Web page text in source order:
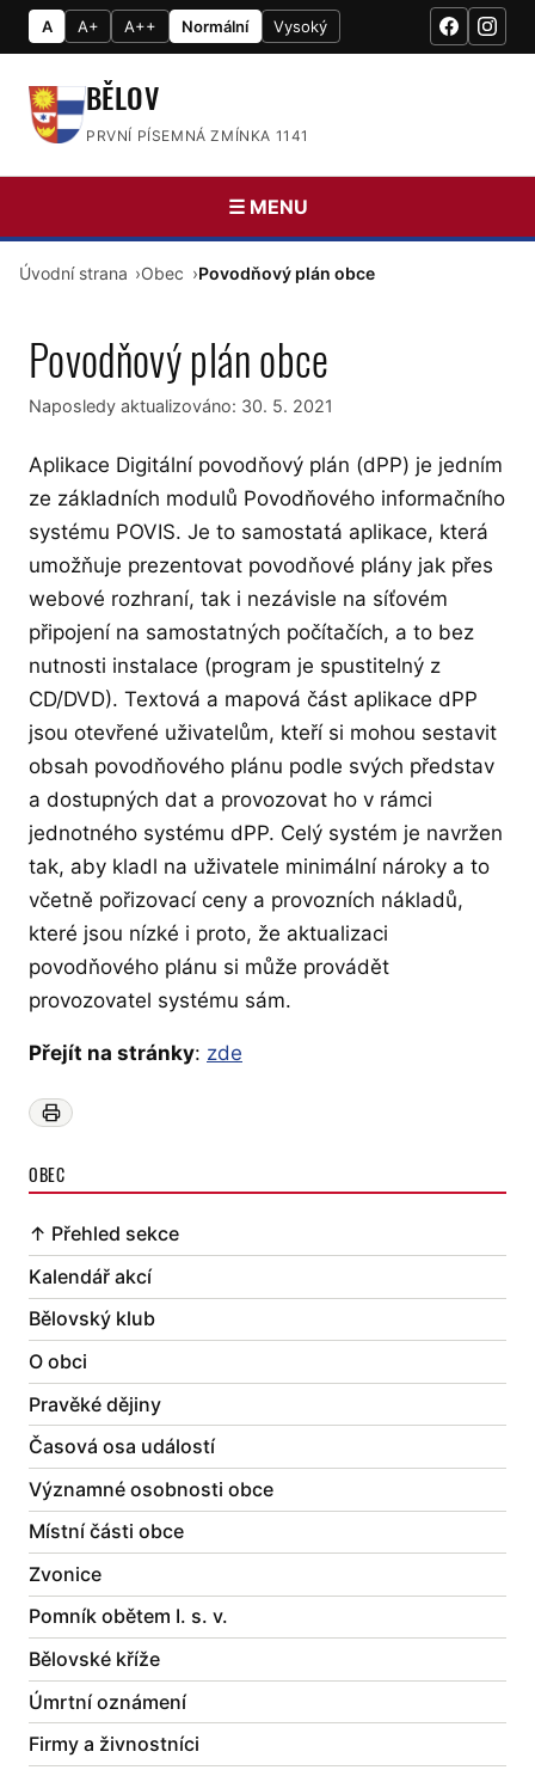
A A+ A++ Normální Vysoký
BĚLOV
PRVNÍ PÍSEMNÁ ZMÍNKA 1141
☰ MENU
Úvodní strana Obec Povodňový plán obce
Povodňový plán obce
Naposledy aktualizováno: 30. 5. 2021
Aplikace Digitální povodňový plán (dPP) je jedním
ze základních modulů Povodňového informačního
systému POVIS. Je to samostatá aplikace, která
umožňuje prezentovat povodňové plány jak přes
webové rozhraní, tak i nezávisle na síťovém
připojení na samostatných počítačích, a to bez
nutnosti instalace (program je spustitelný z
CD/DVD). Textová a mapová část aplikace dPP
jsou otevřené uživatelům, kteří si mohou sestavit
obsah povodňového plánu podle svých představ
a dostupných dat a provozovat ho v rámci
jednotného systému dPP. Celý systém je navržen
tak, aby kladl na uživatele minimální nároky a to
včetně pořizovací ceny a provozních nákladů,
které jsou nízké i proto, že aktualizaci
povodňového plánu si může provádět
provozovatel systému sám.
Přejít na stránky: zde
OBEC
↑ Přehled sekce
Kalendář akcí
Bělovský klub
O obci
Pravěké dějiny
Časová osa událostí
Významné osobnosti obce
Místní části obce
Zvonice
Pomník obětem I. s. v.
Bělovské kříže
Úmrtní oznámení
Firmy a živnostníci